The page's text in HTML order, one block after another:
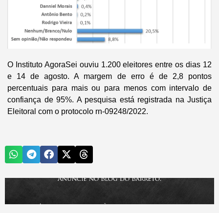
O Instituto AgoraSei ouviu 1.200 eleitores entre os dias 12
e 14 de agosto. A margem de erro é de 2,8 pontos
percentuais para mais ou para menos com intervalo de
confiança de 95%. A pesquisa está registrada na Justiça
Eleitoral com o protocolo rn-09248/2022.